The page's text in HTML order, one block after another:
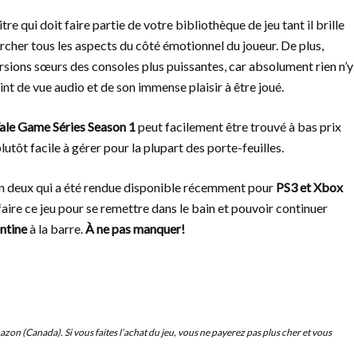
qui doit faire partie de votre bibliothèque de jeu tant il brille
tous les aspects du côté émotionnel du joueur. De plus,
sœurs des consoles plus puissantes, car absolument rien n’y
de vue audio et de son immense plaisir à être joué.
Game Séries Season 1peut facilement être trouvé à bas prix
facile à gérer pour la plupart des porte-feuilles.
deux qui a été rendue disponible récemment pour PS3 et Xbox
ce jeu pour se remettre dans le bain et pouvoir continuer
à la barre.À ne pas manquer!
(Canada). Si vous faites l’achat du jeu, vous ne payerez pas plus cher et vous